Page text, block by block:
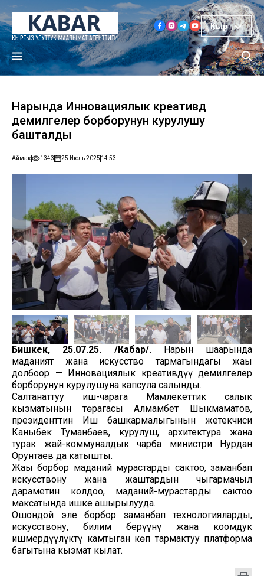
Кыр
Нарында Инновациялык креативдүү
демилгелер борборунун курулушу
башталды
Аймак 1343 25 Июль 2025 14:53
Бишкек, 25.07.25. /Кабар/.Нарын шаарында
маданият жана искусство тармагындагы жаңы
долбоор — Инновациялык креативдүү демилгелер
борборунун курулушуна капсула салынды.
Салтанаттуу иш-чарага Мамлекеттик салык
кызматынын төрагасы Алмамбет Шыкмаматов,
президенттин Иш башкармалыгынын жетекчиси
Каныбек Туманбаев, курулуш, архитектура жана
турак жай-коммуналдык чарба министри Нурдан
Орунтаев да катышты.
Жаңы борбор маданий мурастарды сактоо, заманбап
искусствону жана жаштардын чыгармачыл
дараметин колдоо, маданий-мурастарды сактоо
максатында ишке ашырылууда.
Ошондой эле борбор заманбап технологияларды,
искусствону, билим берүүнү жана коомдук
ишмердүүлүктү камтыган көп тармактуу платформа
багытына кызмат кылат.